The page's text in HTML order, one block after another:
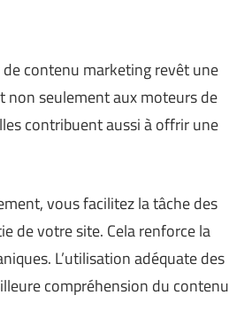
contenu marketing revêt une
non seulement aux moteurs de
contribuent aussi à offrir une
vous facilitez la tâche des
de votre site. Cela renforce la
L’utilisation adéquate des
compréhension du contenu